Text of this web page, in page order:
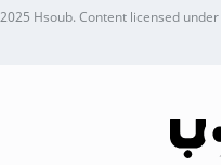
Hsoub.Content licensed under